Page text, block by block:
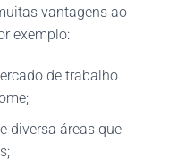
vantagens ao
exemplo:
de trabalho
diversa áreas que